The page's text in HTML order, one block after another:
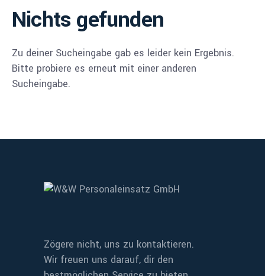
Nichts gefunden
Zu deiner Sucheingabe gab es leider kein Ergebnis.
Bitte probiere es erneut mit einer anderen
Sucheingabe.
Zögere nicht, uns zu kontaktieren.
Wir freuen uns darauf, dir den